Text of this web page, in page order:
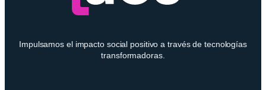
Impulsamos el impacto social positivo a través de tecnologías
transformadoras.